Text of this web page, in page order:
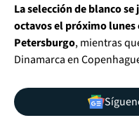
La selección de blanco
octavos el próximo lunes
Petersburgo, mientras
Dinamarca en